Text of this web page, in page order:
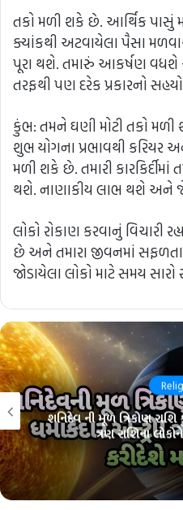
તકો મળી શકે છે. આર્થિક
ક્યાંકથી અટવાયેલા પૈસા
પૂરા થશે. તમારું આકર્ષણ વધશે
તરફથી પણ દરેક પ્રકારનો
કુંભ: તમને ઘણી મોટી તકો
શુભ યોગના પ્રભાવથી કરિયર
મળી શકે છે. તમારી કારકિર્દીમાં
થશે. નાણાકીય લાભ થશે અને
લોકો રોકાણ કરવાનું વિચારી
છે અને તમારા જીવનમાં
જોડાયેલા લોકો માટે સમય
શનિદેવ ની મૂળ ત્રિકોણ
ત્રણ રાશિના